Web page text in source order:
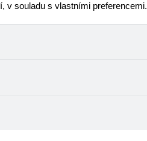
v souladu s vlastními preferencemi.
a také nastavení souhlasu s
konkrétnímu uživateli. Proto